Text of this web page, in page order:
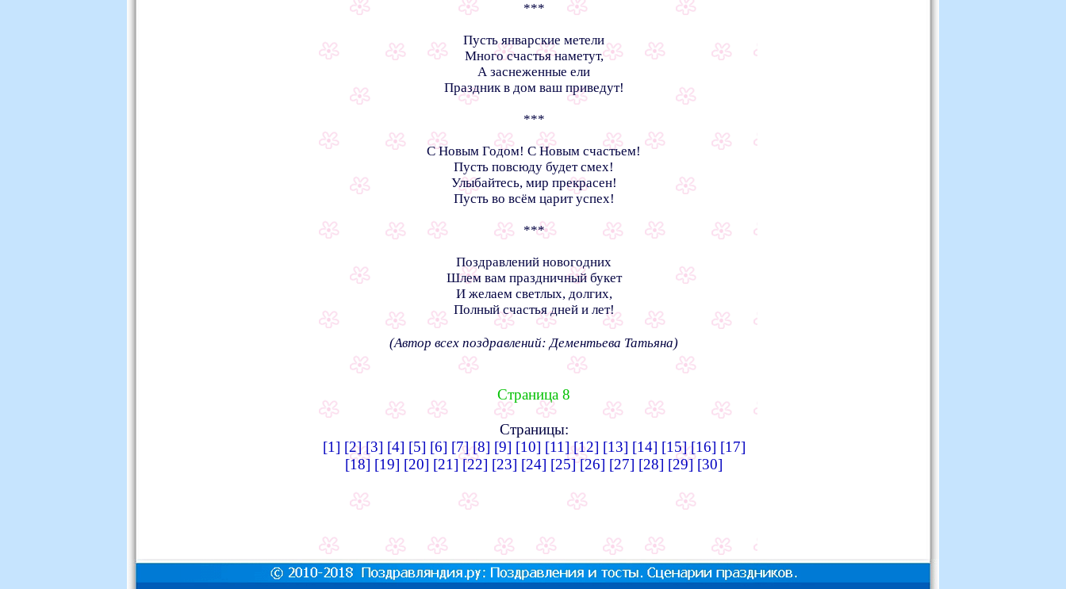
***
Пусть январские метели
Много счастья наметут,
А заснеженные ели
Праздник в дом ваш приведут!
***
С Новым Годом! С Новым счастьем!
Пусть повсюду будет смех!
Улыбайтесь, мир прекрасен!
Пусть во всём царит успех!
***
Поздравлений новогодних
Шлем вам праздничный букет
И желаем светлых, долгих,
Полный счастья дней и лет!
(Автор всех поздравлений: Дементьева Татьяна)
Страница 8
Страницы:
[1] [2] [3] [4] [5] [6] [7] [8] [9] [10] [11] [12] [13] [14] [15] [16] [17]
[18] [19] [20] [21] [22] [23] [24] [25] [26] [27] [28] [29] [30]